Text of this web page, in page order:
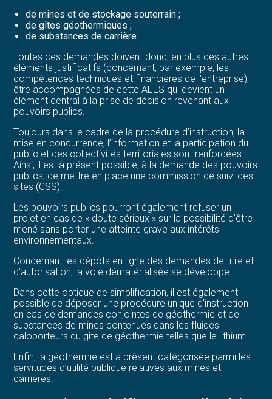
de mines et de stockage souterrain ;
de gîtes géothermiques ;
de substances de carrière.
Toutes ces demandes doivent donc, en plus des autres
éléments justificatifs (concernant, par exemple, les
compétences techniques et financières de l’entreprise),
être accompagnées de cette AEES qui devient un
élément central à la prise de décision revenant aux
pouvoirs publics.
Toujours dans le cadre de la procédure d’instruction, la
mise en concurrence, l’information et la participation du
public et des collectivités territoriales sont renforcées.
Ainsi, il est à présent possible, à la demande des pouvoirs
publics, de mettre en place une commission de suivi des
sites (CSS).
Les pouvoirs publics pourront également refuser un
projet en cas de « doute sérieux » sur la possibilité d’être
mené sans porter une atteinte grave aux intérêts
environnementaux.
Concernant les dépôts en ligne des demandes de titre et
d’autorisation, la voie dématérialisée se développe.
Dans cette optique de simplification, il est également
possible de déposer une procédure unique d’instruction
en cas de demandes conjointes de géothermie et de
substances de mines contenues dans les fluides
caloporteurs du gîte de géothermie telles que le lithium.
Enfin, la géothermie est à présent catégorisée parmi les
servitudes d’utilité publique relatives aux mines et
carrières.